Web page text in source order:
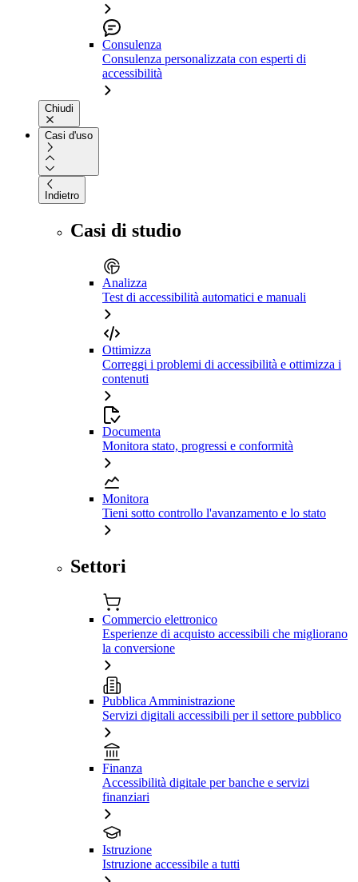
Consulenza
Consulenza personalizzata con esperti di
accessibilità
Chiudi
Casi d'uso
Indietro
Casi di studio
Analizza
Test di accessibilità automatici e manuali
Ottimizza
Correggi i problemi di accessibilità e ottimizza i
contenuti
Documenta
Monitora stato, progressi e conformità
Monitora
Tieni sotto controllo l'avanzamento e lo stato
Settori
Commercio elettronico
Esperienze di acquisto accessibili che migliorano
la conversione
Pubblica Amministrazione
Servizi digitali accessibili per il settore pubblico
Finanza
Accessibilità digitale per banche e servizi
finanziari
Istruzione
Istruzione accessibile a tutti